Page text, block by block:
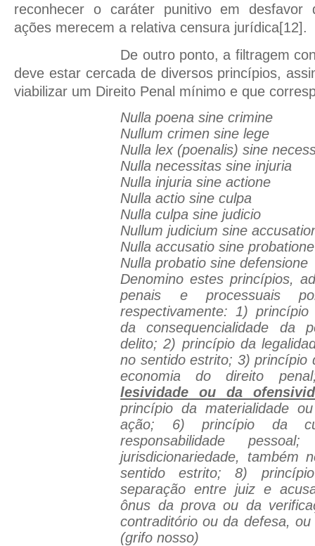
reconhecer o caráter punitivo em desfavor
ações merecem a relativa censura jurídica[12].
De outro ponto, a filtragem
deve estar cercada de diversos princípios,
viabilizar um Direito Penal mínimo e que
Nulla poena sine crimine
Nullum crimen sine lege
Nulla lex (poenalis) sine
Nulla necessitas sine injuria
Nulla injuria sine actione
Nulla actio sine culpa
Nulla culpa sine judicio
Nullum judicium sine
Nulla accusatio sine probatione
Nulla probatio sine defensione
Denomino estes princípios,
penais e processuais
respectivamente: 1)
da consequencialidade da
delito; 2) princípio da
no sentido estrito; 3) princípio
economia do direito
lesividade ou da
princípio da materialidade
ação; 6) princípio da
responsabilidade
jurisdicionariedade, também
sentido estrito; 8)
separação entre juiz e
ônus da prova ou da
contraditório ou da defesa, ou
(grifo nosso)